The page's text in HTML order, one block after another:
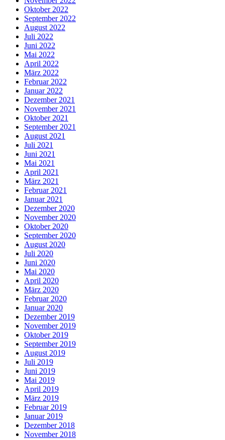
Oktober 2022
September 2022
August 2022
Juli 2022
Juni 2022
Mai 2022
April 2022
März 2022
Februar 2022
Januar 2022
Dezember 2021
November 2021
Oktober 2021
September 2021
August 2021
Juli 2021
Juni 2021
Mai 2021
April 2021
März 2021
Februar 2021
Januar 2021
Dezember 2020
November 2020
Oktober 2020
September 2020
August 2020
Juli 2020
Juni 2020
Mai 2020
April 2020
März 2020
Februar 2020
Januar 2020
Dezember 2019
November 2019
Oktober 2019
September 2019
August 2019
Juli 2019
Juni 2019
Mai 2019
April 2019
März 2019
Februar 2019
Januar 2019
Dezember 2018
November 2018